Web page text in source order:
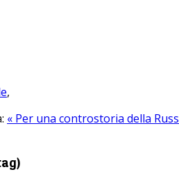
,
« Per una controstoria della